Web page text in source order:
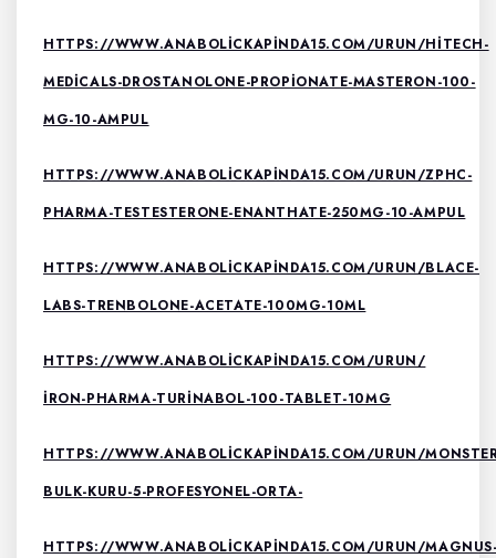
HTTPS://WWW.ANABOLICKAPINDA15.COM/URUN/HITECH-
MEDICALS-DROSTANOLONE-PROPIONATE-MASTERON-100-
MG-10-AMPUL
HTTPS://WWW.ANABOLICKAPINDA15.COM/URUN/ZPHC-
PHARMA-TESTESTERONE-ENANTHATE-250MG-10-AMPUL
HTTPS://WWW.ANABOLICKAPINDA15.COM/URUN/BLACE-
LABS-TRENBOLONE-ACETATE-100MG-10ML
HTTPS://WWW.ANABOLICKAPINDA15.COM/URUN/
IRON-PHARMA-TURINABOL-100-TABLET-10MG
HTTPS://WWW.ANABOLICKAPINDA15.COM/URUN/
BULK-KURU-5-PROFESYONEL-ORTA-
HTTPS://WWW.ANABOLICKAPINDA15.COM/URUN/